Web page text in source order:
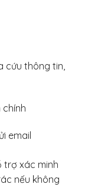
cứu thông tin,
chính
email
trợ xác minh
nếu không